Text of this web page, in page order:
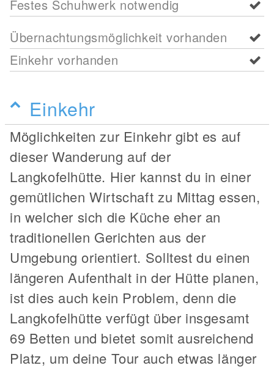
Festes Schuhwerk notwendig
Übernachtungsmöglichkeit vorhanden
Einkehr vorhanden
Einkehr
Möglichkeiten zur Einkehr gibt es auf
dieser Wanderung auf der
Langkofelhütte. Hier kannst du in einer
gemütlichen Wirtschaft zu Mittag essen,
in welcher sich die Küche eher an
traditionellen Gerichten aus der
Umgebung orientiert. Solltest du einen
längeren Aufenthalt in der Hütte planen,
ist dies auch kein Problem, denn die
Langkofelhütte verfügt über insgesamt
69 Betten und bietet somit ausreichend
Platz, um deine Tour auch etwas länger